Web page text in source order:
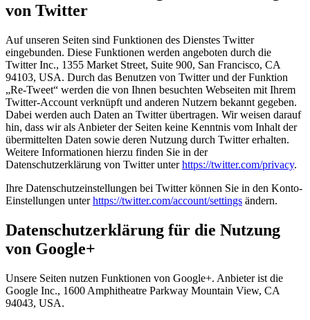
von Twitter
Auf unseren Seiten sind Funktionen des Dienstes Twitter
eingebunden. Diese Funktionen werden angeboten durch die
Twitter Inc., 1355 Market Street, Suite 900, San Francisco, CA
94103, USA. Durch das Benutzen von Twitter und der Funktion
„Re-Tweet“ werden die von Ihnen besuchten Webseiten mit Ihrem
Twitter-Account verknüpft und anderen Nutzern bekannt gegeben.
Dabei werden auch Daten an Twitter übertragen. Wir weisen darauf
hin, dass wir als Anbieter der Seiten keine Kenntnis vom Inhalt der
übermittelten Daten sowie deren Nutzung durch Twitter erhalten.
Weitere Informationen hierzu finden Sie in der
Datenschutzerklärung von Twitter unterhttps://twitter.com/privacy.
Ihre Datenschutzeinstellungen bei Twitter können Sie in den Konto-
Einstellungen unterhttps://twitter.com/account/settings ändern.
Datenschutzerklärung für die Nutzung
von Google+
Unsere Seiten nutzen Funktionen von Google+. Anbieter ist die
Google Inc., 1600 Amphitheatre Parkway Mountain View, CA
94043, USA.